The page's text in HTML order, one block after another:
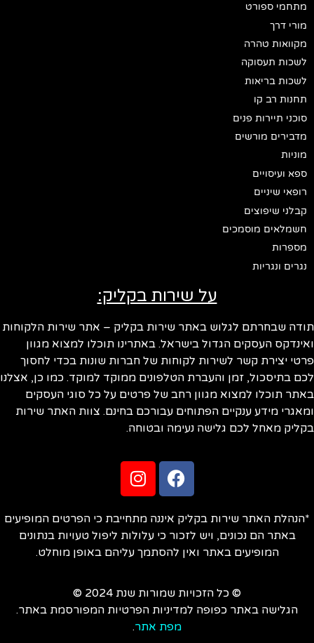
מתחמי ספורט
מורי דרך
מקוואות טהרה
לשכות תעסוקה
לשכות בריאות
תחנות רב קו
סוכני תיירות פנים
מדבירים מורשים
מוניות
ספא ועיסויים
רופאי שיניים
קבלני שיפוצים
חשמלאים מוסמכים
מספרות
נגרים ונגריות
על שירות בקליק:
שבחרתם לגלוש באתר שירות בקליק – אתר שירות הלקוחות
העסקים הגדול בישראל. באתרינו תוכלו למצוא מגוון
יצירת קשר לשירות לקוחות של חברות שונות בכדי לחסוך
בתיסכול, זמן והעברת הטלפונים ממוקד למוקד. כמו כן, אצלנו
תוכלו למצוא מגוון רחב של פרטים על כל סוגי העסקים
מידע ענקיים הפתוחים עבורכם בחינם. צוות האתר שירות
מאחל לכם גלישה נעימה ובטוחה.
האתר שירות בקליק איננה מתחייבת כי הפרטים המופיעים
באתר הם נכונים, ויש לזכור כי עלולות ליפול טעויות בנתונים
המופיעים באתר ואין להסתמך עליהם באופן מוחלט.
© כל הזכויות שמורות שנת 2024 ©
הגלישה באתר כפופה למדיניות הפרטיות המפורסמת באתר.
מפת אתר.